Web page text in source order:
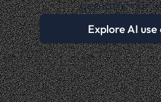
gemacht nur
Explore AI use